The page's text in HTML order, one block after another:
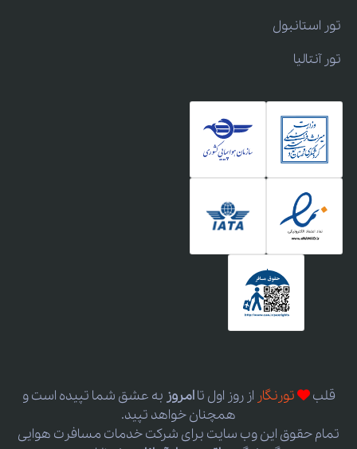
تور استانبول
تور آنتالیا
قلب تورنگار از روز اول تاامروز به عشق شما تپیده است و
همچنان خواهد تپید.
تمام حقوق این وب سایت برای شرکت خدمات مسافرت هوایی